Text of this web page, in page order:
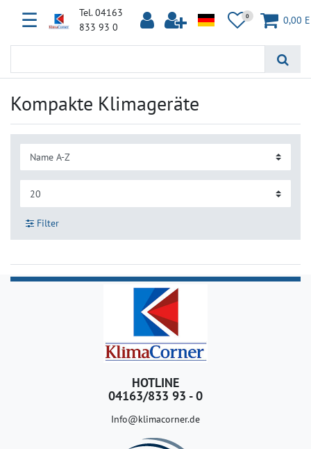
☰
Tel. 04163
833 93 0
0 0,00
Kompakte Klimageräte
Filter
HOTLINE
04163/833 93 - 0
Info@klimacorner.de